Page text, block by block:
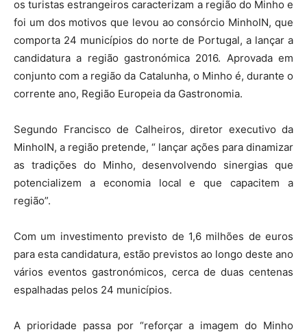
os turistas estrangeiros caracterizam a região do Minho e
foi um dos motivos que levou ao consórcio MinhoIN, que
comporta 24 municípios do norte de Portugal, a lançar a
candidatura a região gastronómica 2016. Aprovada em
conjunto com a região da Catalunha, o Minho é, durante o
corrente ano, Região Europeia da Gastronomia.
Segundo Francisco de Calheiros, diretor executivo da
MinhoIN, a região pretende, “ lançar ações para dinamizar
as tradições do Minho, desenvolvendo sinergias que
potencializem a economia local e que capacitem a
região”.
Com um investimento previsto de 1,6 milhões de euros
para esta candidatura, estão previstos ao longo deste ano
vários eventos gastronómicos, cerca de duas centenas
espalhadas pelos 24 municípios.
A prioridade passa por “reforçar a imagem do Minho